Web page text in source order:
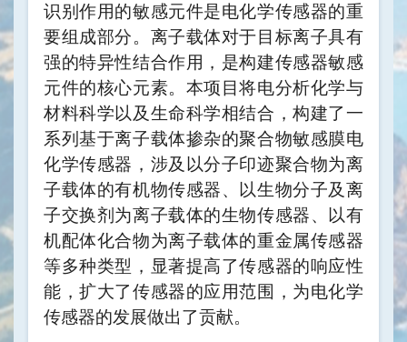
识别作用的敏感元件是电化学传感器的重
要组成部分。离子载体对于目标离子具有
强的特异性结合作用，是构建传感器敏感
元件的核心元素。本项目将电分析化学与
材料科学以及生命科学相结合，构建了一
系列基于离子载体掺杂的聚合物敏感膜电
化学传感器，涉及以分子印迹聚合物为离
子载体的有机物传感器、以生物分子及离
子交换剂为离子载体的生物传感器、以有
机配体化合物为离子载体的重金属传感器
等多种类型，显著提高了传感器的响应性
能，扩大了传感器的应用范围，为电化学
传感器的发展做出了贡献。